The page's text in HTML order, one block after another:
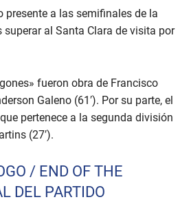
presente a las semifinales de la
superar al Santa Clara de visita por
fueron obra de Francisco
Galeno (61′). Por su parte, el
pertenece a la segunda división
(27′).
/ END OF THE
DEL PARTIDO